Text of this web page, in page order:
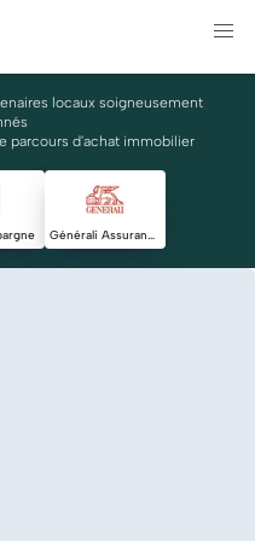
locaux soigneusement
parcours d'achat immobilier
Générali Assurances Marseille Provence Agents